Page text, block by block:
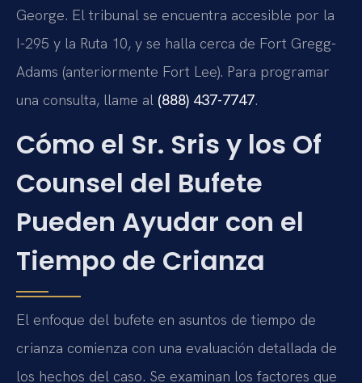
George. El tribunal se encuentra accesible por la
I-295 y la Ruta 10, y se halla cerca de Fort Gregg-
Adams (anteriormente Fort Lee). Para programar
una consulta, llame al (888) 437-7747.
Cómo el Sr. Sris y los Of
Counsel del Bufete
Pueden Ayudar con el
Tiempo de Crianza
El enfoque del bufete en asuntos de tiempo de
crianza comienza con una evaluación detallada de
los hechos del caso. Se examinan los factores que